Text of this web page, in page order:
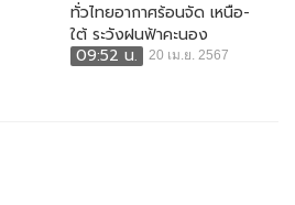
ทั่วไทยอากาศร้อนจัด เหนือ-
ใต้ ระวังฝนฟ้าคะนอง
09:52 น.
20 เม.ย. 2567